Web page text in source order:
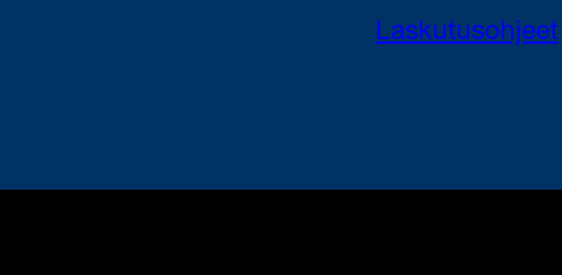
Laskutusohjeet